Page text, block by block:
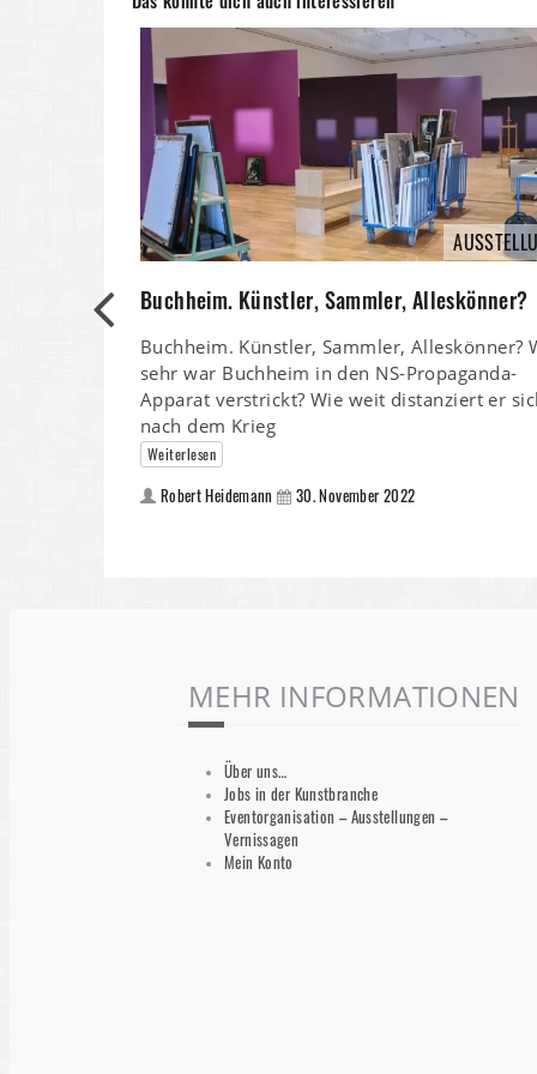
Buchheim. Künstler, Sammler, Alleskönner?
Buchheim. Künstler, Sammler, Alleskönner?
sehr war Buchheim in den NS-Propaganda-
Apparat verstrickt? Wie weit distanziert er
nach dem Krieg
Weiterlesen
Robert Heidemann 30. November 2022
MEHR INFORMATIONEN
Über uns…
Jobs in der Kunstbranche
Eventorganisation – Ausstellungen –
Vernissagen
Mein Konto